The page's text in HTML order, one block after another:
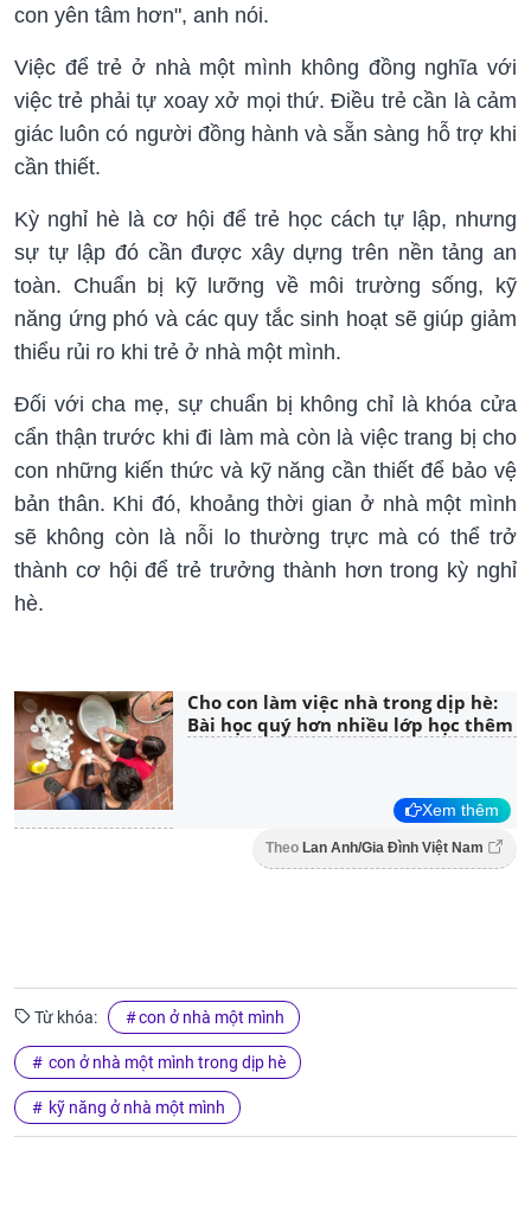
con yên tâm hơn", anh nói.
Việc để trẻ ở nhà một mình không đồng nghĩa với
việc trẻ phải tự xoay xở mọi thứ. Điều trẻ cần là cảm
giác luôn có người đồng hành và sẵn sàng hỗ trợ khi
cần thiết.
Kỳ nghỉ hè là cơ hội để trẻ học cách tự lập, nhưng
sự tự lập đó cần được xây dựng trên nền tảng an
toàn. Chuẩn bị kỹ lưỡng về môi trường sống, kỹ
năng ứng phó và các quy tắc sinh hoạt sẽ giúp giảm
thiểu rủi ro khi trẻ ở nhà một mình.
Đối với cha mẹ, sự chuẩn bị không chỉ là khóa cửa
cẩn thận trước khi đi làm mà còn là việc trang bị cho
con những kiến thức và kỹ năng cần thiết để bảo vệ
bản thân. Khi đó, khoảng thời gian ở nhà một mình
sẽ không còn là nỗi lo thường trực mà có thể trở
thành cơ hội để trẻ trưởng thành hơn trong kỳ nghỉ
hè.
Cho con làm việc nhà trong dịp hè:
Bài học quý hơn nhiều lớp học thêm
Xem thêm
Theo Lan Anh/Gia Đình Việt Nam
Từ khóa: con ở nhà một mình
con ở nhà một mình trong dịp hè
kỹ năng ở nhà một mình